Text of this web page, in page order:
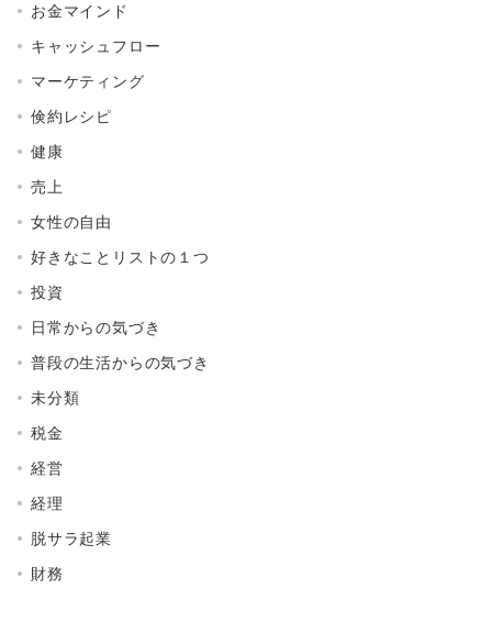
お金マインド
キャッシュフロー
マーケティング
倹約レシピ
健康
売上
女性の自由
好きなことリストの１つ
投資
日常からの気づき
普段の生活からの気づき
未分類
税金
経営
経理
脱サラ起業
財務